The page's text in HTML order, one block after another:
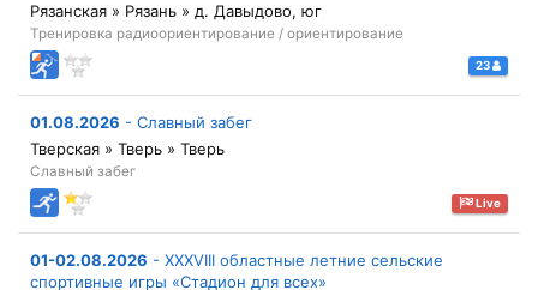
Рязанская » Рязань » д. Давыдово, юг
Тренировка радиоориентирование / ориентирование
23
01.08.2026 - Славный забег
Тверская » Тверь » Тверь
Славный забег
Live
01-02.08.2026 - XXXVIII областные летние сельские
спортивные игры «Стадион для всех»